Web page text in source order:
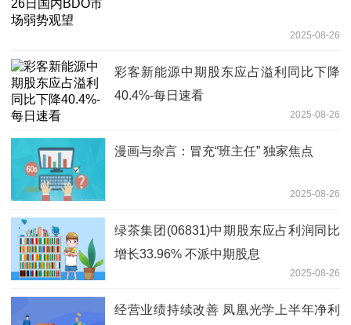
2025-08-26
彩客新能源中期股东应占溢利同比下降
40.4%-每日速看
2025-08-26
漫画与杂言：冒充“班主任” 独家焦点
2025-08-26
绿茶集团(06831)中期股东应占利润同比
增长33.96% 不派中期股息
2025-08-26
经营业绩持续改善 凤凰光学上半年净利